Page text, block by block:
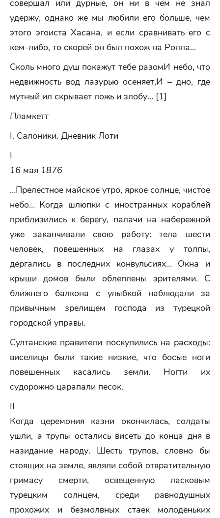
совершал или дурные, он ни в чем не знал
удержу, однако же мы любили его больше, чем
этого эгоиста Хасана, и если сравнивать его с
кем-либо, то скорей он был похож на Ролла…
Сколь много душ покажут тебе разомИ небо, что
недвижность вод лазурью осеняет,И – дно, где
мутный ил скрывает ложь и злобу… [1]
Пламкетт
I. Салоники. Дневник Лоти
I
16 мая 1876
…Прелестное майское утро, яркое солнце, чистое
небо… Когда шлюпки с иностранных кораблей
приблизились к берегу, палачи на набережной
уже заканчивали свою работу: тела шести
человек, повешенных на глазах у толпы,
дергались в последних конвульсиях… Окна и
крыши домов были облеплены зрителями. С
ближнего балкона с улыбкой наблюдали за
привычным зрелищем господа из турецкой
городской управы.
Султанские правители поскупились на расходы:
виселицы были такие низкие, что босые ноги
повешенных касались земли. Ногти их
судорожно царапали песок.
II
Когда церемония казни окончилась, солдаты
ушли, а трупы остались висеть до конца дня в
назидание народу. Шесть трупов, словно бы
стоящих на земле, являли собой отвратительную
гримасу смерти, освещенную ласковым
турецким солнцем, среди равнодушных
прохожих и безмолвных стаек молоденьких